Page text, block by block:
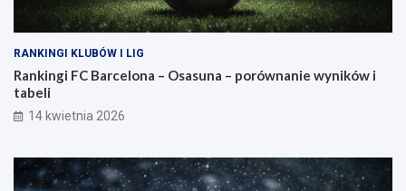
RANKINGI KLUBÓW I LIG
Rankingi FC Barcelona – Osasuna – porównanie wyników i
tabeli
14 kwietnia 2026